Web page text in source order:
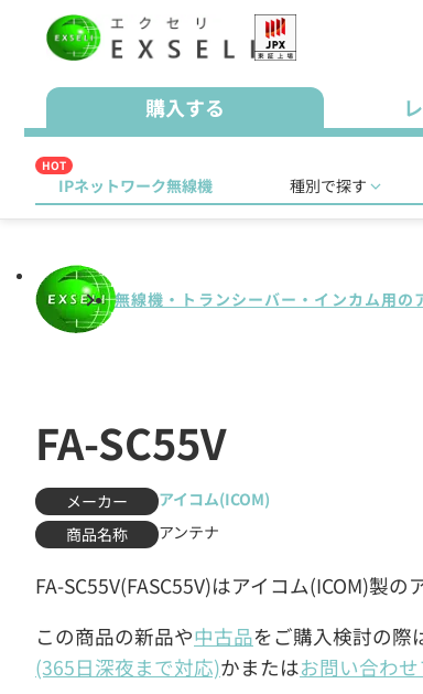
購入する
HOT
IPネットワーク無線機 種別で探す
無線機・トランシーバー・インカム用の
FA-SC55V
メーカー
アイコム(ICOM)
商品名称
アンテナ
FA-SC55V(FASC55V)はアイコム(ICOM)製の
この商品の新品や中古品をご購入検討の際
(365日深夜まで対応)かまたはお問い合わ